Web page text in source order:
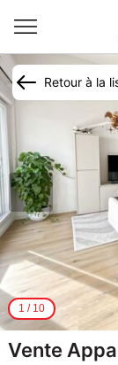
1 / 10
Vente